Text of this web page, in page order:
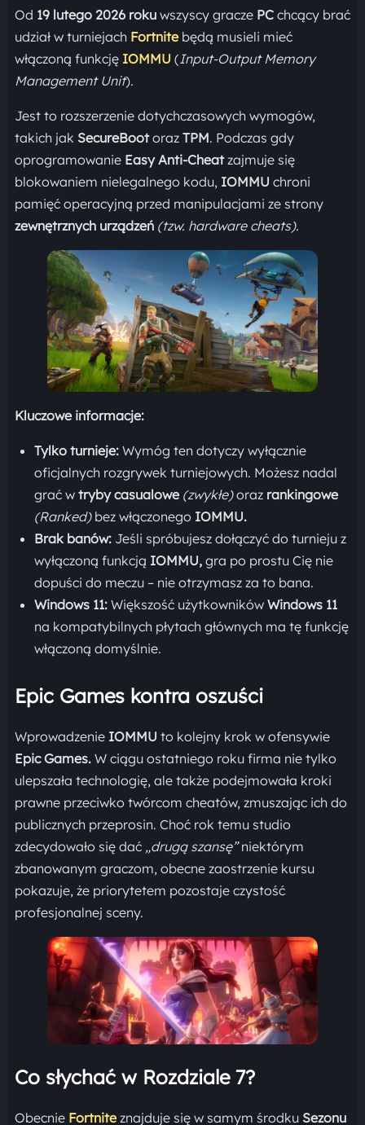
Od 19 lutego 2026 rokuwszyscy gracze PCchcący brać
udział w turniejach Fortnitebędą musieli mieć
włączoną funkcję IOMMU (Input-Output Memory
Management Unit).
Jest to rozszerzenie dotychczasowych wymogów,
takich jak SecureBootoraz TPM. Podczas gdy
oprogramowanie Easy Anti-Cheatzajmuje się
blokowaniem nielegalnego kodu, IOMMU chroni
pamięć operacyjną przed manipulacjami ze strony
zewnętrznych urządzeń (tzw. hardware cheats).
Kluczowe informacje:
Tylko turnieje:Wymóg ten dotyczy wyłącznie
oficjalnych rozgrywek turniejowych. Możesz nadal
grać w tryby casualowe (zwykłe)oraz rankingowe
(Ranked)bez włączonego IOMMU.
Brak banów:Jeśli spróbujesz dołączyć do turnieju z
wyłączoną funkcją IOMMU,gra po prostu Cię nie
dopuści do meczu – nie otrzymasz za to bana.
Windows 11:Większość użytkowników Windows 11
na kompatybilnych płytach głównych ma tę funkcję
włączoną domyślnie.
Epic Games kontra oszuści
Wprowadzenie IOMMU to kolejny krok w ofensywie
Epic Games. W ciągu ostatniego roku firma nie tylko
ulepszała technologię, ale także podejmowała kroki
prawne przeciwko twórcom cheatów, zmuszając ich do
publicznych przeprosin. Choć rok temu studio
zdecydowało się dać „drugą szansę”niektórym
zbanowanym graczom, obecne zaostrzenie kursu
pokazuje, że priorytetem pozostaje czystość
profesjonalnej sceny.
Co słychać w Rozdziale 7?
Obecnie Fortniteznajduje się w samym środku Sezonu